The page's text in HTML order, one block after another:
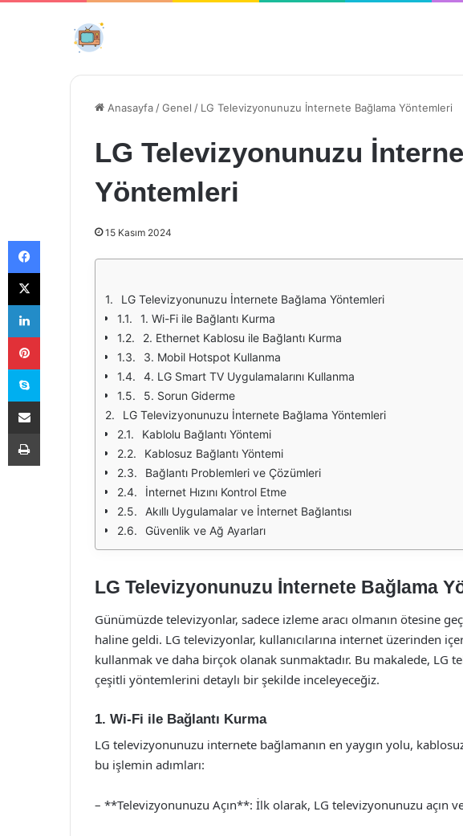
Anasayfa /Genel / LG Televizyonunuzu İnternete Bağlama Yöntemleri
LG Televizyonunuzu
Yöntemleri
15 Kasım 2024
LG Televizyonunuzu İnternete Bağlama Yöntemleri
1. Wi-Fi ile Bağlantı Kurma
2. Ethernet Kablosu ile Bağlantı Kurma
3. Mobil Hotspot Kullanma
4. LG Smart TV Uygulamalarını Kullanma
5. Sorun Giderme
LG Televizyonunuzu İnternete Bağlama Yöntemleri
Kablolu Bağlantı Yöntemi
Kablosuz Bağlantı Yöntemi
Bağlantı Problemleri ve Çözümleri
İnternet Hızını Kontrol Etme
Akıllı Uygulamalar ve İnternet Bağlantısı
Güvenlik ve Ağ Ayarları
LG Televizyonunuzu İnternete Bağlama
Günümüzde televizyonlar, sadece izleme aracı olmanın ötesine
haline geldi. LG televizyonlar, kullanıcılarına internet üzerinden
kullanmak ve daha birçok olanak sunmaktadır. Bu makalede, LG
çeşitli yöntemlerini detaylı bir şekilde inceleyeceğiz.
1. Wi-Fi ile Bağlantı Kurma
LG televizyonunuzu internete bağlamanın en yaygın yolu,
bu işlemin adımları:
– **Televizyonunuzu Açın**: İlk olarak, LG televizyonunuzu açın
Facebook
X
LinkedIn
Pinterest
Skype
E-Posta ile paylaş